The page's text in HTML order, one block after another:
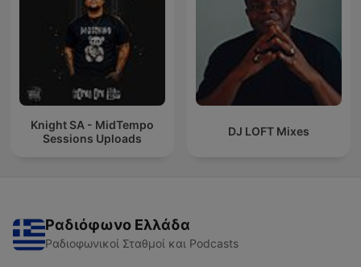
Knight SA - MidTempo
Sessions Uploads
DJ LOFT Mixes
Ραδιόφωνο Ελλάδα
Ραδιοφωνικοί Σταθμοί και Podcasts